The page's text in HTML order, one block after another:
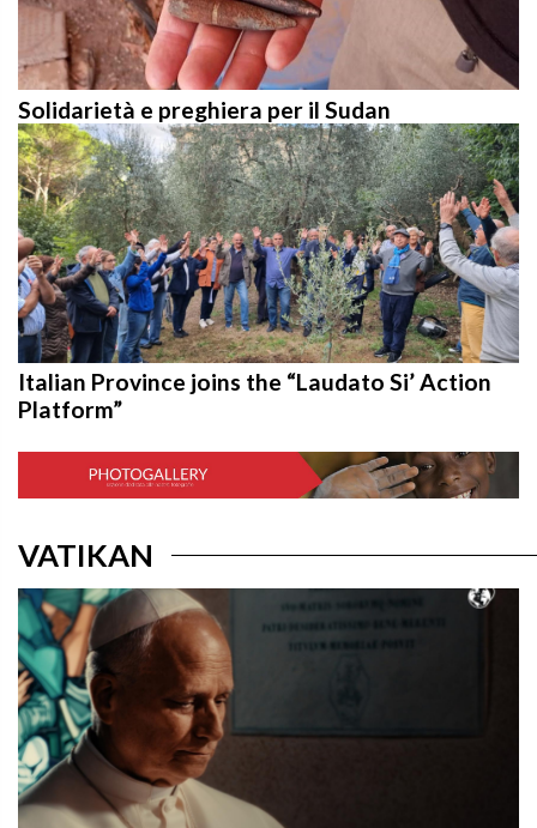
Solidarietà e preghiera per il Sudan
Italian Province joins the “Laudato Si’ Action
Platform”
VATIKAN